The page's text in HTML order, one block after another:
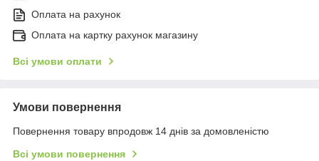
Оплата на рахунок
Оплата на картку рахунок магазину
Всі умови оплати
Умови повернення
Повернення товару впродовж 14 днів за домовленістю
Всі умови повернення